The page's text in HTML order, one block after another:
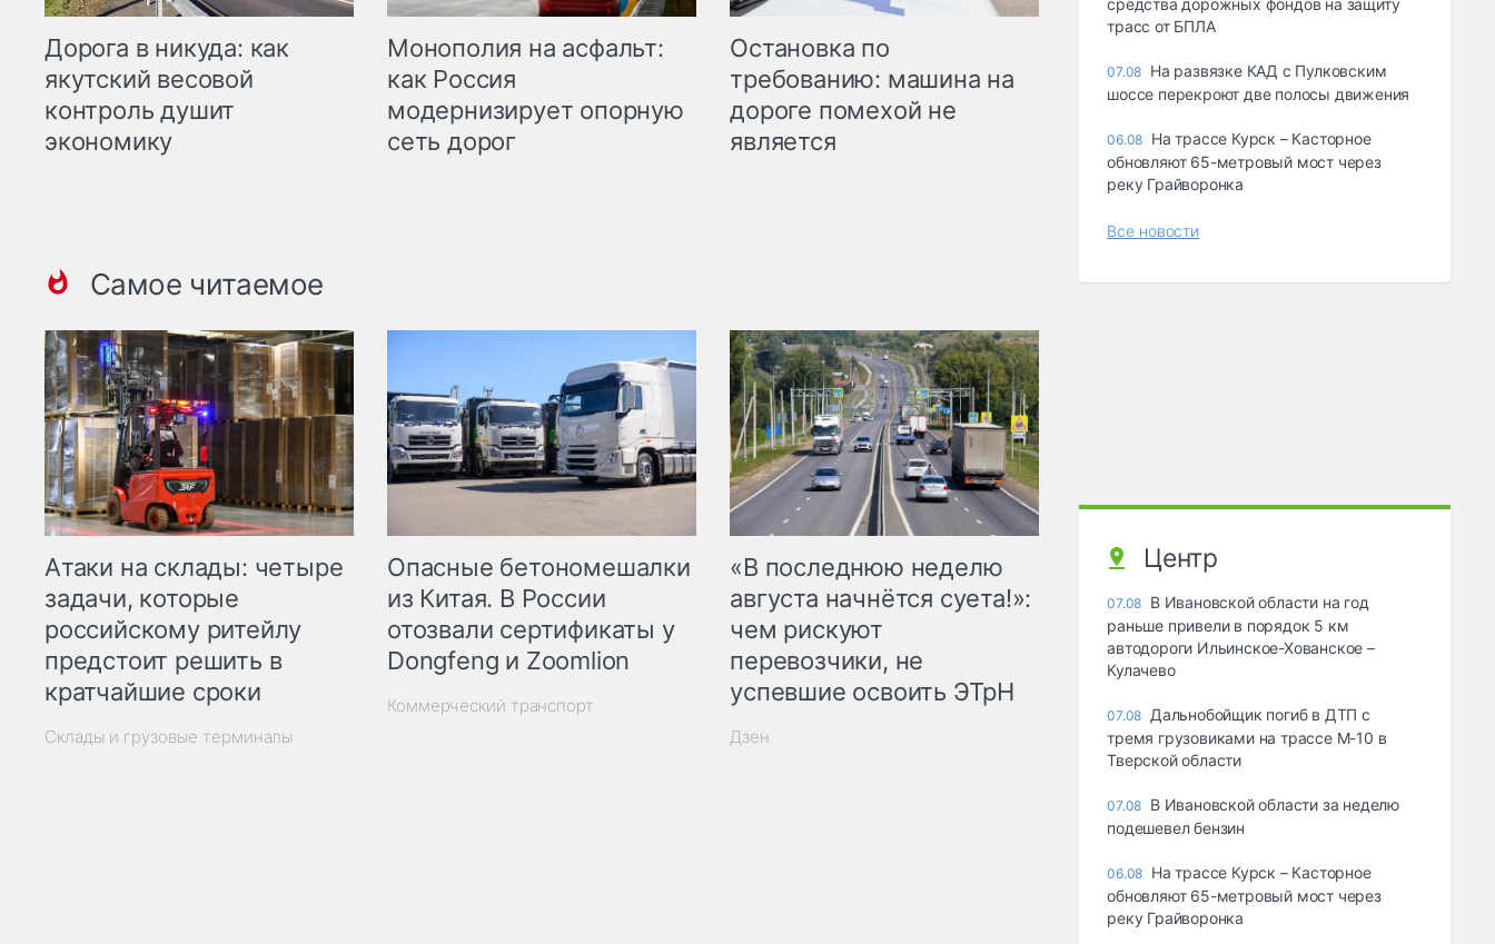
Дорога в никуда: как
якутский весовой
контроль душит
экономику
Монополия на асфальт:
как Россия
модернизирует опорную
сеть дорог
Остановка по
требованию: машина на
дороге помехой не
является
Самое читаемое
Атаки на склады: четыре
задачи, которые
российскому ритейлу
предстоит решить в
кратчайшие сроки
Склады и грузовые терминалы
Опасные бетономешалки
из Китая. В России
отозвали сертификаты у
Dongfeng и Zoomlion
Коммерческий транспорт
«В последнюю неделю
августа начнётся суета!»:
чем рискуют
перевозчики, не
успевшие освоить ЭТрН
Дзен
средства дорожных фондов на защиту
трасс от БПЛА
07.08 На развязке КАД с Пулковским
шоссе перекроют две полосы движения
06.08 На трассе Курск – Касторное
обновляют 65-метровый мост через
реку Грайворонка
Все новости
Центр
07.08 В Ивановской области на год
раньше привели в порядок 5 км
автодороги Ильинское-Хованское –
Кулачево
07.08 Дальнобойщик погиб в ДТП с
тремя грузовиками на трассе М-10 в
Тверской области
07.08 В Ивановской области за неделю
подешевел бензин
06.08 На трассе Курск – Касторное
обновляют 65-метровый мост через
реку Грайворонка